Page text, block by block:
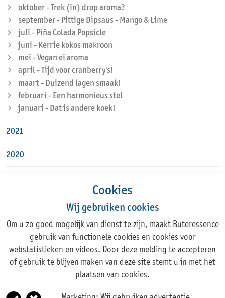
oktober - Trek (in) drop aroma?
september - Pittige Dipsaus - Mango & Lime
juli - Piña Colada Popsicle
juni - Kerrie kokos makroon
mei - Vegan ei aroma
april - Tijd voor cranberry's!
maart - Duizend lagen smaak!
februari - Een harmonieus stel
januari - Dat is andere koek!
2021
2020
Adres
Rechte Tocht 1, 1507 BZ ZAANDAM
+31 (0)75 631 44 11
info@buteressence.com
Cookies
Wij gebruiken cookies
Om u zo goed mogelijk van dienst te zijn, maakt Buteressence
gebruik van functionele cookies en cookies voor
webstatistieken en videos. Door deze melding te accepteren
of gebruik te blijven maken van deze site stemt u in met het
plaatsen van cookies.